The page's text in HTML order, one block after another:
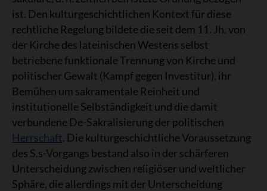
ist. Den kulturgeschichtlichen Kontext für diese
rechtliche Regelung bildete die seit dem 11. Jh. von
der Kirche des lateinischen Westens selbst
betriebene funktionale Trennung von Kirche und
politischer Gewalt (Kampf gegen Investitur), ihr
Bemühen um sakramentale Reinheit und
institutionelle Selbständigkeit und die damit
verbundene De-Sakralisierung der politischen
Herrschaft. Die kulturgeschichtliche Voraussetzung
des S.s-Vorgangs bestand also in der schärferen
Unterscheidung zwischen religiöser und weltlicher
Sphäre, die allerdings mit der Unterscheidung